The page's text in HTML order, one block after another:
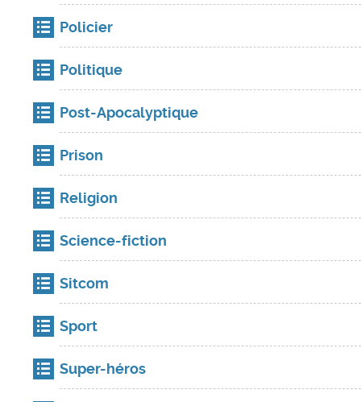
Policier
Politique
Post-Apocalyptique
Prison
Religion
Science-fiction
Sitcom
Sport
Super-héros